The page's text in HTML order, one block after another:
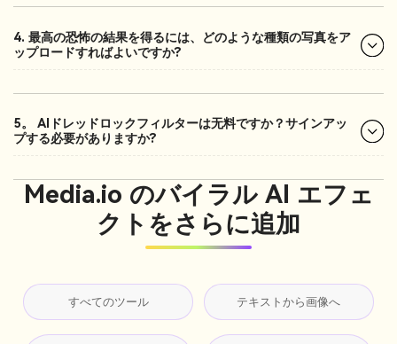
4. 最高の恐怖の結果を得るには、どのような種類の写真をア
ップロードすればよいですか?
5。 AIドレッドロックフィルターは无料ですか？サインアッ
プする必要がありますか?
Media.io のバイラル AI エフェ
クトをさらに追加
すべてのツール テキストから画像へ